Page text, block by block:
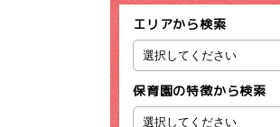
エリアから検索
保育園の特徴から検索